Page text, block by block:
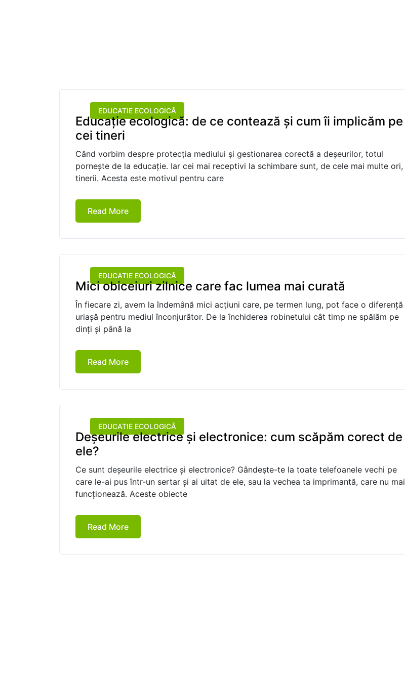
EDUCATIE ECOLOGICĂ
Educație ecologică: de ce contează și cum îi implicăm pe
cei tineri
Când vorbim despre protecția mediului și gestionarea corectă a deșeurilor, totul
pornește de la educație. Iar cei mai receptivi la schimbare sunt, de cele mai multe ori,
tinerii. Acesta este motivul pentru care
Read More
EDUCATIE ECOLOGICĂ
Mici obiceiuri zilnice care fac lumea mai curată
În fiecare zi, avem la îndemână mici acțiuni care, pe termen lung, pot face o diferență
uriașă pentru mediul înconjurător. De la închiderea robinetului cât timp ne spălăm pe
dinți și până la
Read More
EDUCATIE ECOLOGICĂ
Deșeurile electrice și electronice: cum scăpăm corect de
ele?
Ce sunt deșeurile electrice și electronice? Gândește-te la toate telefoanele vechi pe
care le-ai pus într-un sertar și ai uitat de ele, sau la vechea ta imprimantă, care nu mai
funcționează. Aceste obiecte
Read More